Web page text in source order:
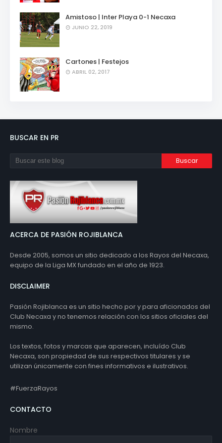
Amistoso | Inter Playa 0-1 Necaxa
JUNIO 22, 2019
Cartones | Festejos
ABRIL 02, 2017
BUSCAR EN PR
ACERCA DE PASIÓN ROJIBLANCA
Desde 2005, somos un sitio dedicado a los Rayos del Necaxa,
equipo de la Liga MX fundado en el año de 1923.
DISCLAIMER
Pasión Rojiblanca es un sitio hecho por y para aficionados del
Club Necaxa y no tenemos relación con los sitios oficiales del
mismo.
Los textos, fotos y marcas que aparecen, incluído Club
Necaxa, son propiedad de sus respectivos titulares y se
utilizan únicamente con fines informativos e ilustrativos.
#FuerzaRayos
CONTACTO
Nombre